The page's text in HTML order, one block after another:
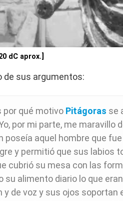
dC aprox.]
de sus argumentos:
por qué motivo Pitágoras se
por mi parte, me maravillo
poseía aquel hombre que
y permitió que sus labios
cubrió su mesa con las
su alimento diario lo que
y de voz y sus ojos